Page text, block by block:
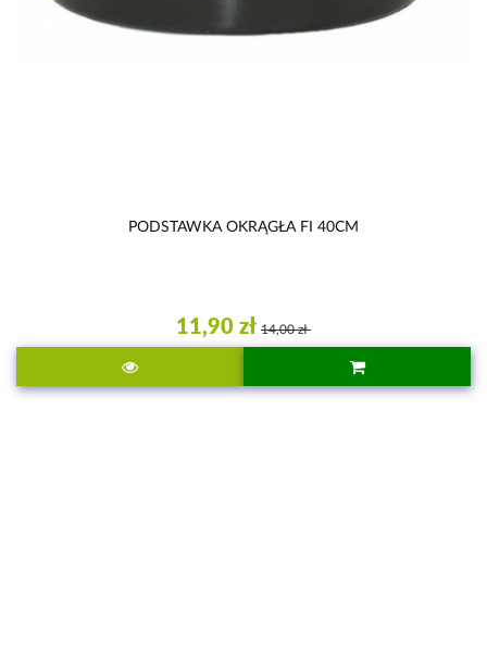
PODSTAWKA OKRĄGŁA FI 40CM
11,90 zł 14,00 zł